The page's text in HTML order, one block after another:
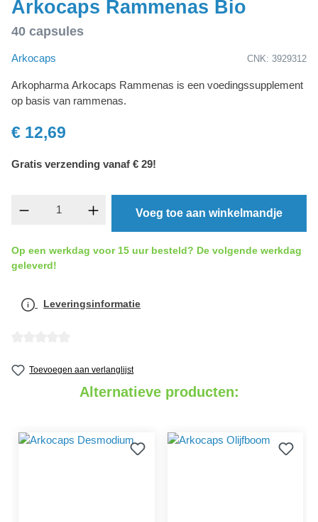
Arkocaps Rammenas Bio
40 capsules
Arkocaps CNK: 3929312
Arkopharma Arkocaps Rammenas is een voedingssupplement
op basis van rammenas.
€ 12,69
Gratis verzending vanaf € 29!
component.product.quantitySelect.legend
Voeg toe aan winkelmandje
Op een werkdag voor 15 uur besteld? De volgende werkdag
geleverd!
Leveringsinformatie
Toevoegen aan verlanglijst
Alternatieve producten: